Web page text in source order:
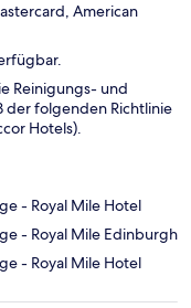
American
Reinigungs- und
der folgenden Richtlinie
Hotels).
- Royal Mile Hotel
- Royal Mile Edinburgh
- Royal Mile Hotel